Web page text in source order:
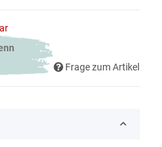
Frage zum Artikel